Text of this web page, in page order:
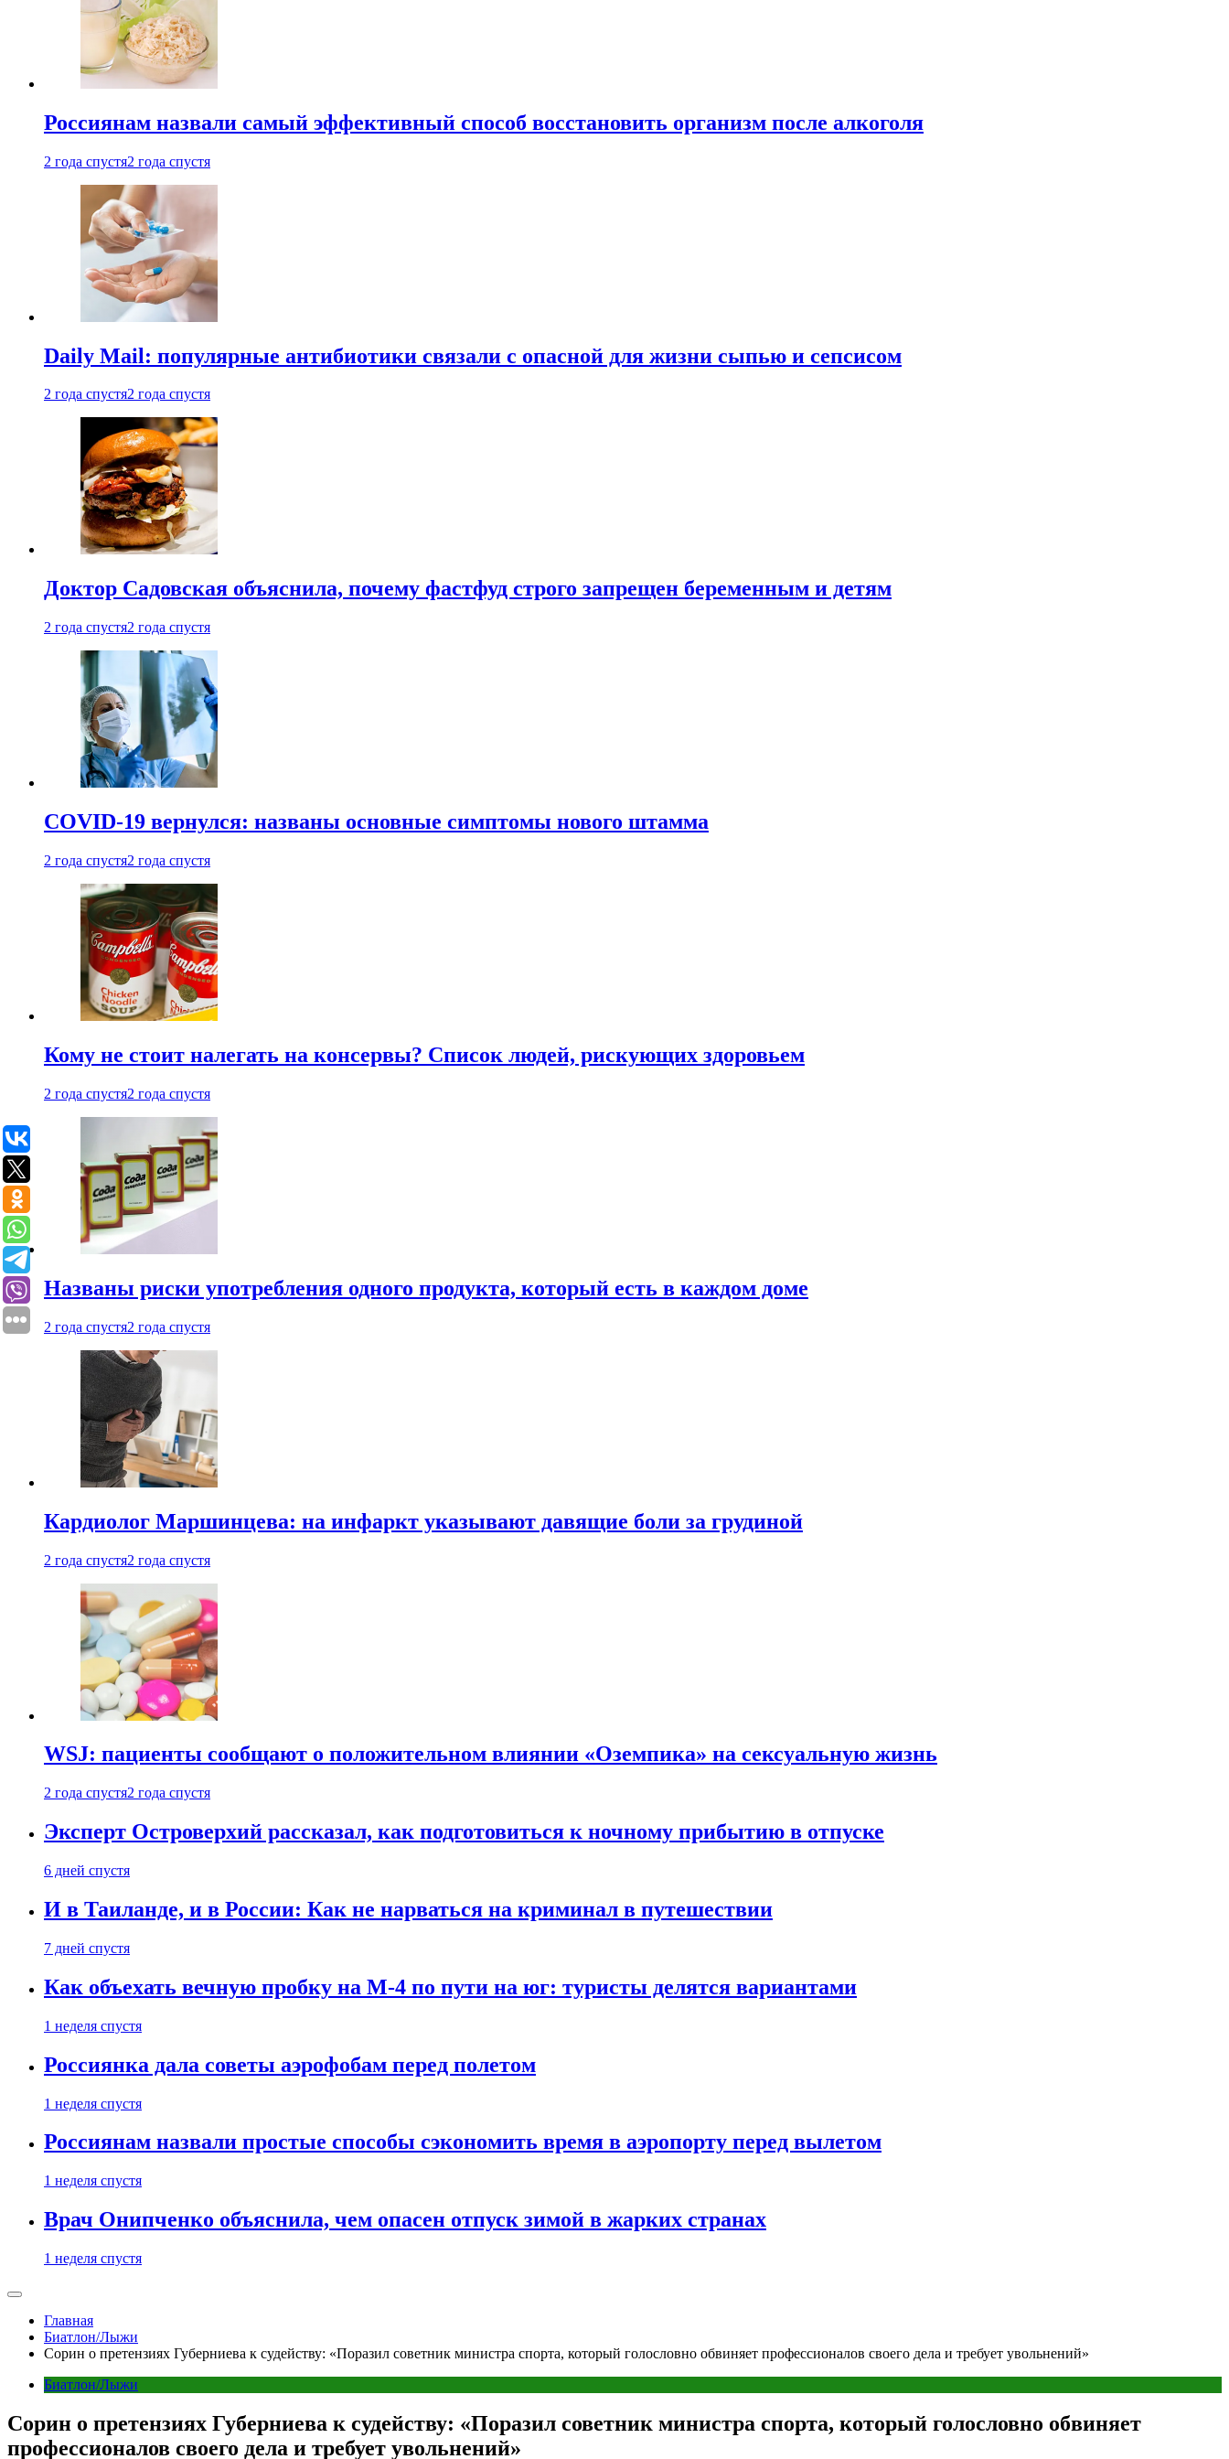
Россиянам назвали самый эффективный способ восстановить организм после алкоголя
2 года спустя2 года спустя
Daily Mail: популярные антибиотики связали с опасной для жизни сыпью и сепсисом
2 года спустя2 года спустя
Доктор Садовская объяснила, почему фастфуд строго запрещен беременным и детям
2 года спустя2 года спустя
COVID-19 вернулся: названы основные симптомы нового штамма
2 года спустя2 года спустя
Кому не стоит налегать на консервы? Список людей, рискующих здоровьем
2 года спустя2 года спустя
Названы риски употребления одного продукта, который есть в каждом доме
2 года спустя2 года спустя
Кардиолог Маршинцева: на инфаркт указывают давящие боли за грудиной
2 года спустя2 года спустя
WSJ: пациенты сообщают о положительном влиянии «Оземпика» на сексуальную жизнь
2 года спустя2 года спустя
Эксперт Островерхий рассказал, как подготовиться к ночному прибытию в отпуске
6 дней спустя
И в Таиланде, и в России: Как не нарваться на криминал в путешествии
7 дней спустя
Как объехать вечную пробку на М-4 по пути на юг: туристы делятся вариантами
1 неделя спустя
Россиянка дала советы аэрофобам перед полетом
1 неделя спустя
Россиянам назвали простые способы сэкономить время в аэропорту перед вылетом
1 неделя спустя
Врач Онипченко объяснила, чем опасен отпуск зимой в жарких странах
1 неделя спустя
Главная
Биатлон/Лыжи
Сорин о претензиях Губерниева к судейству: «Поразил советник министра спорта, который голословно обвиняет профессионалов своего дела и требует увольнений»
Биатлон/Лыжи
Сорин о претензиях Губерниева к судейству: «Поразил советник министра спорта, который голословно обвиняет
профессионалов своего дела и требует увольнений»